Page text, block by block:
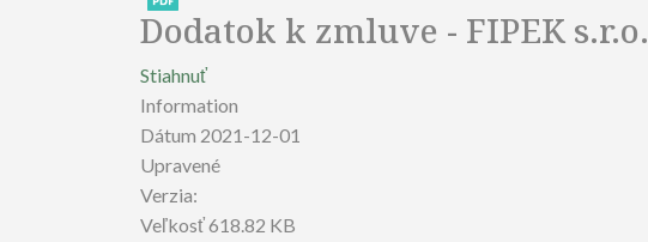
Dodatok k zmluve - FIPEK s.r.o.
Stiahnuť
Information
Dátum 2021-12-01
Upravené
Verzia:
Veľkosť618.82 KB